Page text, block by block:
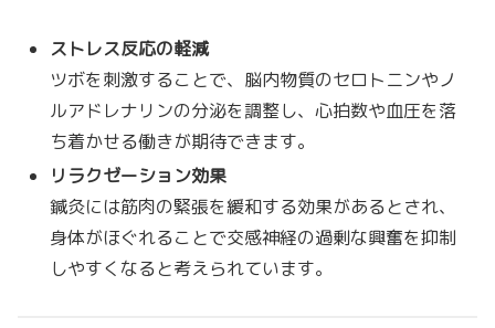
ストレス反応の軽減
ツボを刺激することで、脳内物質のセロトニンやノ
ルアドレナリンの分泌を調整し、心拍数や血圧を落
ち着かせる働きが期待できます。
リラクゼーション効果
鍼灸には筋肉の緊張を緩和する効果があるとされ、
身体がほぐれることで交感神経の過剰な興奮を抑制
しやすくなると考えられています。